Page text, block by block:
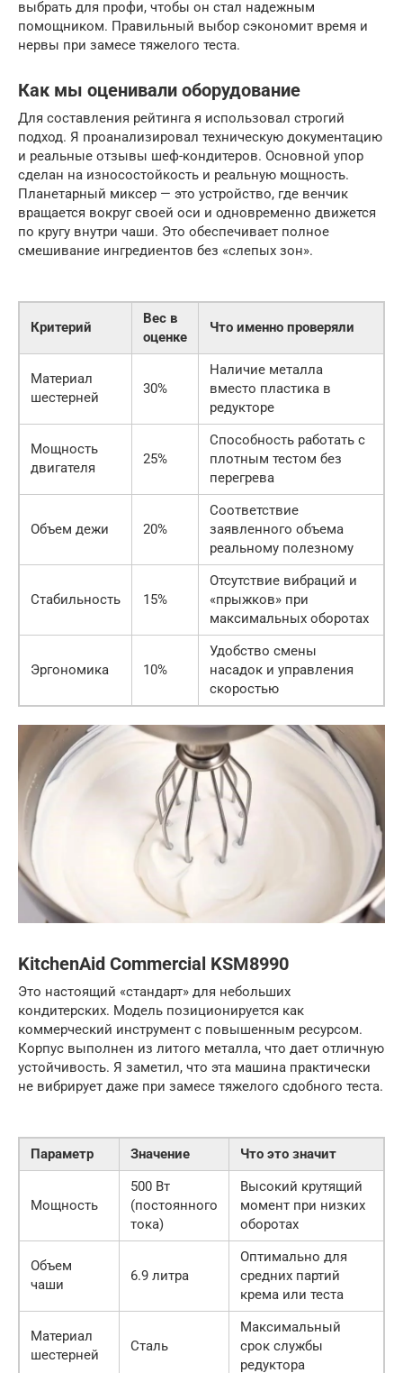
выбрать для профи, чтобы он стал надежным
помощником. Правильный выбор сэкономит время и
нервы при замесе тяжелого теста.
Как мы оценивали оборудование
Для составления рейтинга я использовал строгий
подход. Я проанализировал техническую документацию
и реальные отзывы шеф-кондитеров. Основной упор
сделан на износостойкость и реальную мощность.
Планетарный миксер — это устройство, где венчик
вращается вокруг своей оси и одновременно движется
по кругу внутри чаши. Это обеспечивает полное
смешивание ингредиентов без «слепых зон».
Критерий
Вес в
оценке
Что именно проверяли
Материал
шестерней
30%
Наличие металла
вместо пластика в
редукторе
Мощность
двигателя
25%
Способность работать с
плотным тестом без
перегрева
Объем дежи 20%
Соответствие
заявленного объема
реальному полезному
Стабильность 15%
Отсутствие вибраций и
«прыжков» при
максимальных оборотах
Эргономика 10%
Удобство смены
насадок и управления
скоростью
KitchenAid Commercial KSM8990
Это настоящий «стандарт» для небольших
кондитерских. Модель позиционируется как
коммерческий инструмент с повышенным ресурсом.
Корпус выполнен из литого металла, что дает отличную
устойчивость. Я заметил, что эта машина практически
не вибрирует даже при замесе тяжелого сдобного теста.
Параметр Значение Что это значит
Мощность
500 Вт
(постоянного
тока)
Высокий крутящий
момент при низких
оборотах
Объем
чаши
6.9 литра
Оптимально для
средних партий
крема или теста
Материал
шестерней
Сталь
Максимальный
срок службы
редуктора